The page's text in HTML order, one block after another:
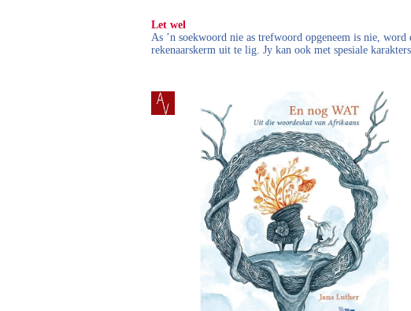
Let wel
As ’n soekwoord nie as trefwoord opgeneem is nie,
rekenaarskerm uit te lig. Jy kan ook met spesiale